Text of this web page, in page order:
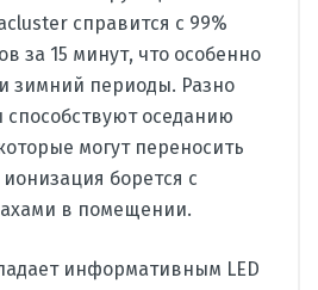
справится с 99%
за 15 минут, что особенно
зимний периоды. Разно
оседанию
могут переносить
борется с
в помещении.
информативным LED